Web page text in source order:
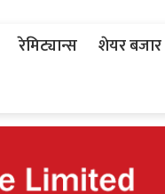
रेमिट्यान्स शेयर बजार